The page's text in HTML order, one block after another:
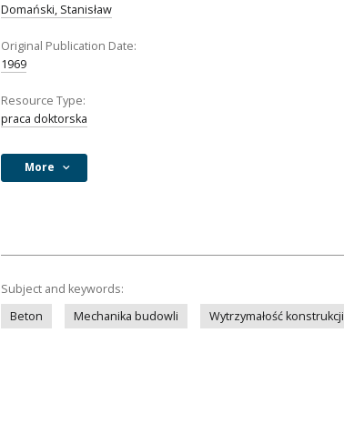
Domański, Stanisław
Original Publication Date:
1969
Resource Type:
praca doktorska
More
Subject and keywords:
Beton
Mechanika budowli Wytrzymałość konstrukcji